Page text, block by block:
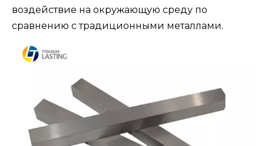
воздействие на окружающую среду по
сравнению с традиционными металлами.